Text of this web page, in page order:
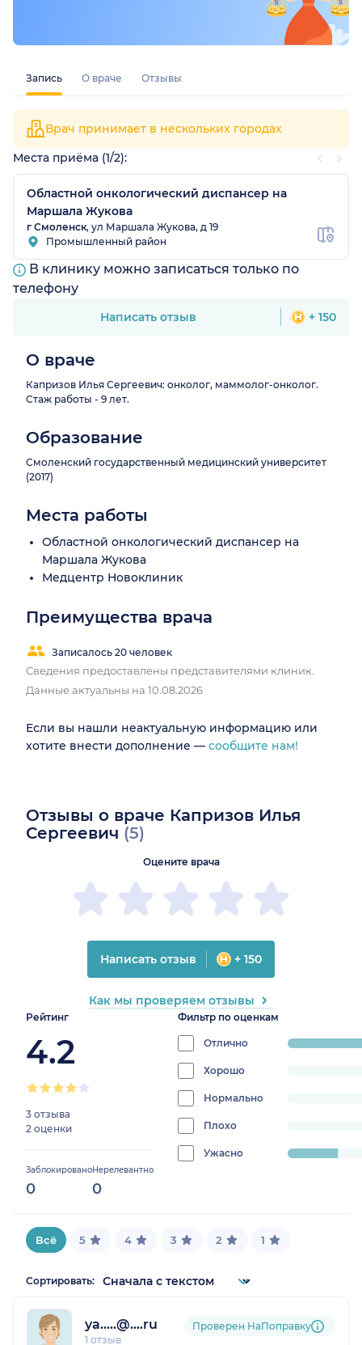
Запись О враче Отзывы
Врач принимает в нескольких городах
Места приёма (1/2):
Областной онкологический диспансер на
Маршала Жукова
г Смоленск, ул Маршала Жукова, д 19
Промышленный район
В клинику можно записаться только по
телефону
Написать отзыв + 150
О враче
Капризов Илья Сергеевич: онколог, маммолог-онколог.
Стаж работы - 9 лет.
Образование
Смоленский государственный медицинский университет
(2017)
Места работы
Областной онкологический диспансер на
Маршала Жукова
Медцентр Новоклиник
Преимущества врача
Записалось 20 человек
Сведения предоставлены представителями клиник.
Данные актуальны на 10.08.2026
Если вы нашли неактуальную информацию или
хотите внести дополнение — сообщите нам!
Отзывы о враче Капризов Илья
Сергеевич (5)
Рейтинг
4.2
3 отзыва
2 оценки
Заблокировано
0
Нерелевантно
0
Фильтр по оценкам
Отличноprogress:
80%
Хорошо
0%
Нормально
0%
Плохо
progress:
Ужасно
20%
Оцените врача
Написать отзыв + 150
Как мы проверяем отзывы
Всё 5 4 3 2 1
Сортировать:
ya.....@....ru
1 отзыв
Проверен НаПоправку